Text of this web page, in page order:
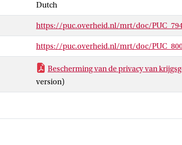
Dutch
https://puc.overheid.nl/mrt/doc/
https://puc.overheid.nl/mrt/doc/
Bescherming van de privacy van
version)